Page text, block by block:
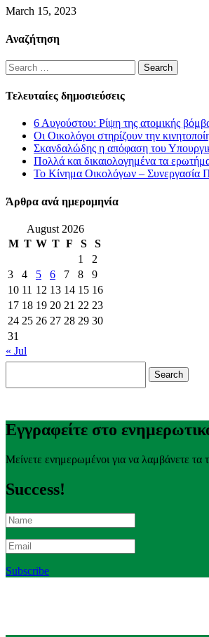
March 15, 2023
Αναζήτηση
Search
for:
Τελευταίες δημοσιεύσεις
6 Αυγούστου: Ρίψη της ατομικής
Οι Οικολόγοι στηρίζουν την
Σκανδαλώδης η απόφαση του
Πολλά και δικαιολογημένα τα
Το Κίνημα Οικολόγων – Συνεργασία
Άρθρα ανά ημερομηνία
August 2026
M T W T F S
S
1
2
3
4 5 6 7 8
9
10 11 12 13 14 15 16
17 18 19 20 21 22 23
24 25 26 27 28 29 30
31
« Jul
Εγγραφείτε στο
Μείνετε ενημερωμένοι για να λαμβάνετε τα
Success!
Subscribe